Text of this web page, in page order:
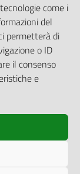
come i
del
permetterà di
o ID
il consenso
e